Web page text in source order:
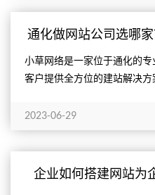
通化做网站公司选哪
小草网络是一家位于通化的
客户提供全方位的建站解决方
2023-06-29
企业如何搭建网站为